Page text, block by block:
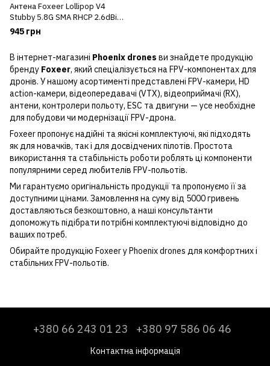
Антена Foxeer Lollipop V4
Stubby 5.8G SMA RHCP 2.6dBi
(пара)
945 грн
В інтернет-магазині Phoenix drones ви знайдете продукцію
бренду Foxeer, який спеціалізується на FPV-компонентах для
дронів. У нашому асортименті представлені FPV-камери, HD
action-камери, відеопередавачі (VTX), відеоприймачі (RX),
антени, контролери польоту, ESC та двигуни — усе необхідне
для побудови чи модернізації FPV-дрона.
Foxeer пропонує надійні та якісні комплектуючі, які підходять
як для новачків, так і для досвідчених пілотів. Простота
використання та стабільність роботи роблять ці компоненти
популярними серед любителів FPV-польотів.
Ми гарантуємо оригінальність продукції та пропонуємо її за
доступними цінами. Замовлення на суму від 5000 гривень
доставляються безкоштовно, а наші консультанти
допоможуть підібрати потрібні комплектуючі відповідно до
ваших потреб.
Обирайте продукцію Foxeer у Phoenix drones для комфортних і
стабільних FPV-польотів.
+380 66 243 01 23 +380 97 586 06 46
Контактна інформація